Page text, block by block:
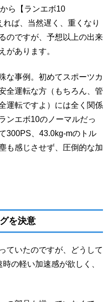
ら【ランエボ10
ば、当然遅く、重くなり
のですが、予想以上の出来
があります。
な事例。初めてスポーツカ
全運転な方（もちろん、管
運転ですよ）には全く関係
ンエボ10のノーマルだっ
300PS、43.0kg-mのトル
も感じさせず、圧倒的な加
を決意
ていたのですが、どうして
の軽い加速感が欲しく、